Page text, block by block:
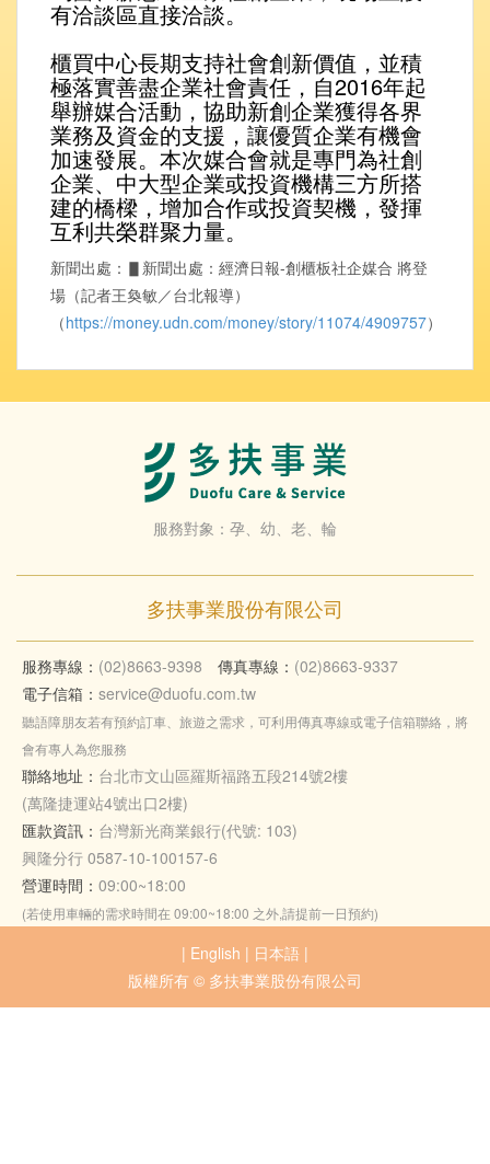
有洽談區直接洽談。
櫃買中心長期支持社會創新價值，並積
極落實善盡企業社會責任，自2016年起
舉辦媒合活動，協助新創企業獲得各界
業務及資金的支援，讓優質企業有機會
加速發展。本次媒合會就是專門為社創
企業、中大型企業或投資機構三方所搭
建的橋樑，增加合作或投資契機，發揮
互利共榮群聚力量。
新聞出處：▋新聞出處：經濟日報-創櫃板社企媒合 將登
場（記者王奐敏／台北報導）
（https://money.udn.com/money/story/11074/4909757）
服務對象：孕、幼、老、輪
多扶事業股份有限公司
服務專線： (02)8663-9398 傳真專線： (02)8663-9337
電子信箱： service@duofu.com.tw
聽語障朋友若有預約訂車、旅遊之需求，可利用傳真專線或電子信箱聯絡，將
會有專人為您服務
聯絡地址： 台北市文山區羅斯福路五段214號2樓
(萬隆捷運站4號出口2樓)
匯款資訊： 台灣新光商業銀行(代號: 103)
興隆分行 0587-10-100157-6
營運時間： 09:00~18:00
(若使用車輛的需求時間在 09:00~18:00 之外,請提前一日預約)
| English | 日本語 |
版權所有 © 多扶事業股份有限公司